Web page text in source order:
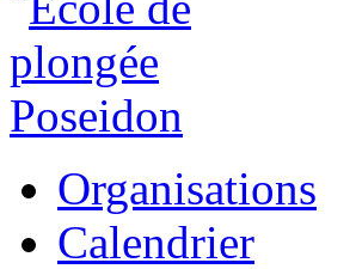
Organisations
Calendrier